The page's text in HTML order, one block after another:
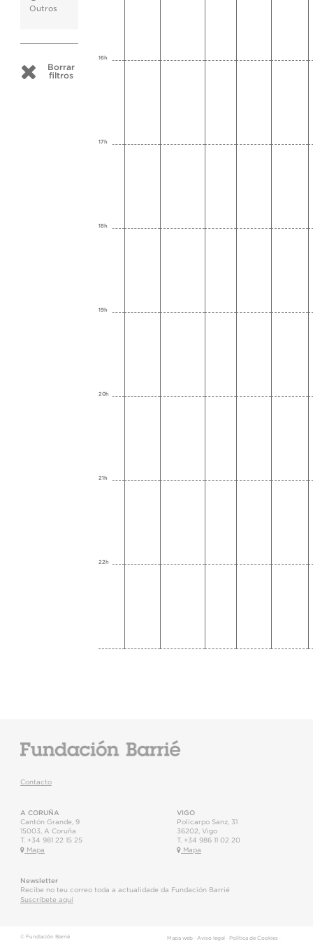
Outros
Borrar
filtros
16h
17h
18h
19h
20h
21h
22h
Contacto
A CORUÑA
Cantón Grande, 9
15003
A Coruña
T. +34 981 22 15 25
Mapa
VIGO
Policarpo Sanz, 31
36202 Vigo
T. +34 986 11 02 20
Mapa
Newsletter
Recibe no teu correo toda a actualidade da Fundación Barrié
Suscríbete aquí
© Fundación Barrié Mapa web· Aviso legal · Política de Cookies ·